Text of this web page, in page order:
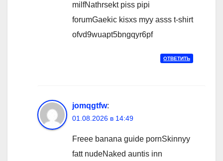
milfNathrsekt piss pipi
forumGaekic kisxs myy asss t-shirt
ofvd9wuapt5bngqyr6pf
ОТВЕТИТЬ
jomqgtfw:
01.08.2026 в 14:49
Freee banana guide pornSkinnyy
fatt nudeNaked auntis inn